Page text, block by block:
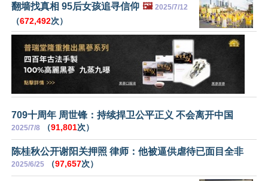
翻墙找真相 95后女孩追寻信仰 🖼️ 2025/7/12
（672,492次）
709十周年 周世锋：持续捍卫公平正义 不会离开中国
2025/7/8 （91,801次）
陈桂秋公开谢阳关押照 律师：他被逼供虐待已面目全非
2025/6/25 （97,657次）